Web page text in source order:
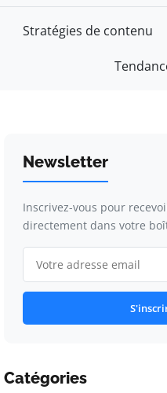
Stratégies de contenu
Newsletter
Inscrivez-vous pour
directement dans votre
Catégories